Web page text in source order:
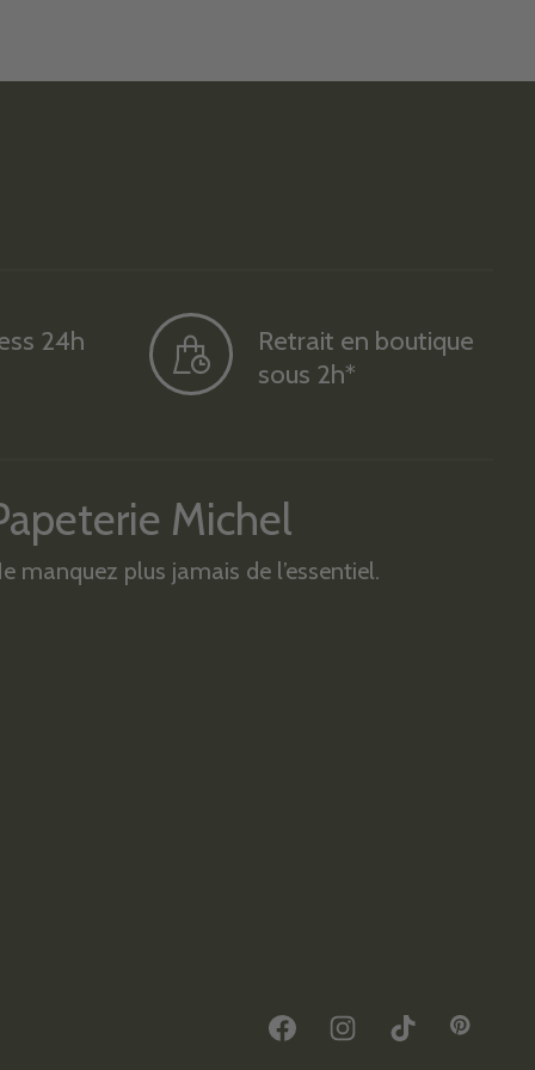
24h
Retrait en boutique
sous 2h*
Michel
manquez plus jamais de l’essentiel.